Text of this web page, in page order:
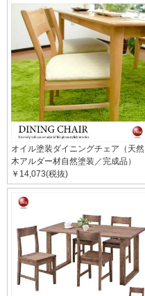
オイル塗装ダイニングチェア（天然
木アルダー材自然塗装／完成品）
￥14,073(税抜)